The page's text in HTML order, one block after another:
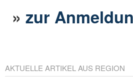
»zur
AKTUELLE ARTIKEL AUS REGION